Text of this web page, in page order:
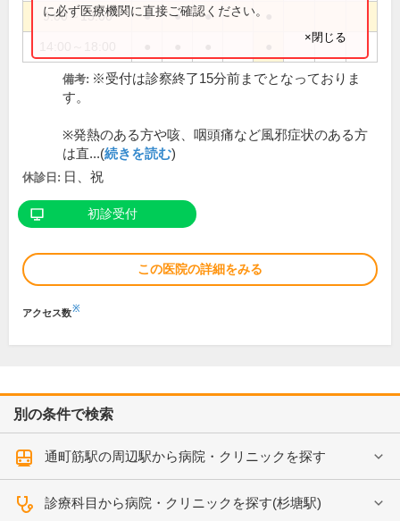
9:00～13:00 ● ● ●
に必ず医療機関に直接ご確認ください。
×閉じる
備考: ※受付は診察終了15分前までとなっておりま
す。
※発熱のある方や咳、咽頭痛など風邪症状のある方
は直...(続きを読む)
休診日: 日、祝
初診受付
この医院の詳細をみる
アクセス数※
別の条件で検索
通町筋駅の周辺駅から病院・クリニックを探す
診療科目から病院・クリニックを探す(杉塘駅)